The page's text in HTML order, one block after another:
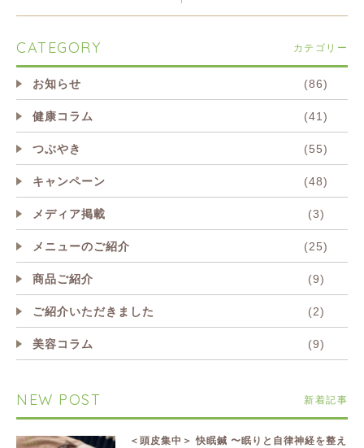
CATEGORY カテゴリー
お知らせ (86)
健康コラム (41)
つぶやき (55)
キャンペーン (48)
メディア掲載 (3)
メニューのご紹介 (25)
商品ご紹介 (9)
ご紹介いただきました (2)
美容コラム (9)
NEW POST 新着記事
＜頭皮集中＞ 快眠鍼 〜眠りと自律神経を整え